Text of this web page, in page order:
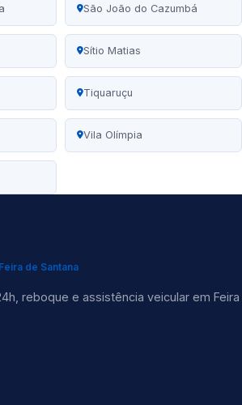
São João do Cazumbá
Sítio Matias
Tiquaruçu
Vila Olímpia
de Santana
reboque e assistência veicular em Feira